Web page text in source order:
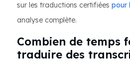
sur les traductions certifiées pour
analyse complète.
Combien de temps
traduire des